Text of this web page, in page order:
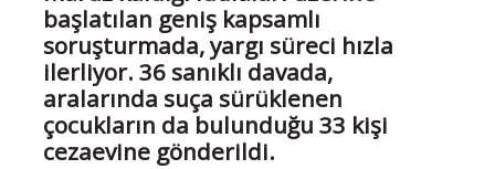
başlatılan geniş kapsamlı
soruşturmada, yargı süreci hızla
ilerliyor. 36 sanıklı davada,
aralarında suça sürüklenen
çocukların da bulunduğu 33 kişi
cezaevine gönderildi.